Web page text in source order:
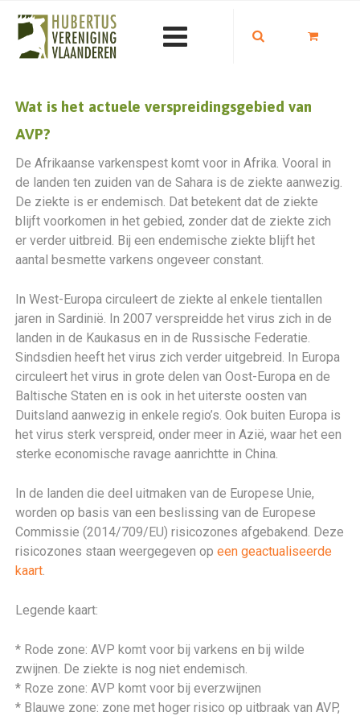
Wat is het actuele verspreidingsgebied van
AVP?
De Afrikaanse varkenspest komt voor in Afrika. Vooral in
de landen ten zuiden van de Sahara is de ziekte aanwezig.
De ziekte is er endemisch. Dat betekent dat de ziekte
blijft voorkomen in het gebied, zonder dat de ziekte zich
er verder uitbreid. Bij een endemische ziekte blijft het
aantal besmette varkens ongeveer constant.
In West-Europa circuleert de ziekte al enkele tientallen
jaren in Sardinië. In 2007 verspreidde het virus zich in de
landen in de Kaukasus en in de Russische Federatie.
Sindsdien heeft het virus zich verder uitgebreid. In Europa
circuleert het virus in grote delen van Oost-Europa en de
Baltische Staten en is ook in het uiterste oosten van
Duitsland aanwezig in enkele regio’s. Ook buiten Europa is
het virus sterk verspreid, onder meer in Azië, waar het een
sterke economische ravage aanrichtte in China.
In de landen die deel uitmaken van de Europese Unie,
worden op basis van een beslissing van de Europese
Commissie (2014/709/EU) risicozones afgebakend. Deze
risicozones staan weergegeven opeen geactualiseerde
kaart.
Legende kaart:
* Rode zone: AVP komt voor bij varkens en bij wilde
zwijnen. De ziekte is nog niet endemisch.
* Roze zone: AVP komt voor bij everzwijnen
* Blauwe zone: zone met hoger risico op uitbraak van AVP,